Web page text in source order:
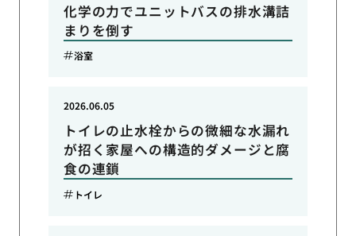
化学の力でユニットバスの排水溝詰
まりを倒す
浴室
トイレの止水栓からの微細な水漏れ
が招く家屋への構造的ダメージと腐
食の連鎖
2026.06.05
トイレ